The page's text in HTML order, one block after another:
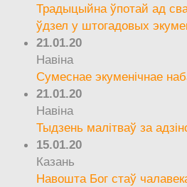
Традыцыйна ўпотай ад
ўдзел у штогадовых
21.01.20
Навіна
Сумеснае экуменічнае
21.01.20
Навіна
Тыдзень малітваў за
15.01.20
Казань
Навошта Бог стаў